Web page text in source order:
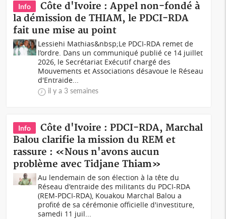
Info
Côte d'Ivoire : Appel non-fondé à
la démission de THIAM, le PDCI-RDA
fait une mise au point
Lessiehi Mathias&nbsp;Le PDCI-RDA remet de
l’ordre. Dans un communiqué publié ce 14 juillet
2026, le Secrétariat Exécutif chargé des
Mouvements et Associations désavoue le Réseau
d'Entraide...
il y a 3 semaines
Info
Côte d'Ivoire : PDCI-RDA, Marchal
Balou clarifie la mission du REM et
rassure : «Nous n'avons aucun
problème avec Tidjane Thiam»
Au lendemain de son élection à la tête du
Réseau d'entraide des militants du PDCI-RDA
(REM-PDCI-RDA), Kouakou Marchal Balou a
profité de sa cérémonie officielle d'investiture,
samedi 11 juil...